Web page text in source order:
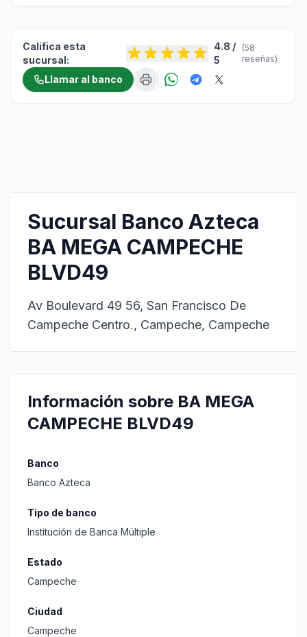
Califica esta
sucursal:
4.8 /
5
(58
reseñas)
Llamar al banco
Sucursal Banco Azteca
BA MEGA CAMPECHE
BLVD49
Av Boulevard 49 56, San Francisco De
Campeche Centro., Campeche, Campeche
Información sobre BA MEGA
CAMPECHE BLVD49
Banco
Banco Azteca
Tipo de banco
Institución de Banca Múltiple
Estado
Campeche
Ciudad
Campeche